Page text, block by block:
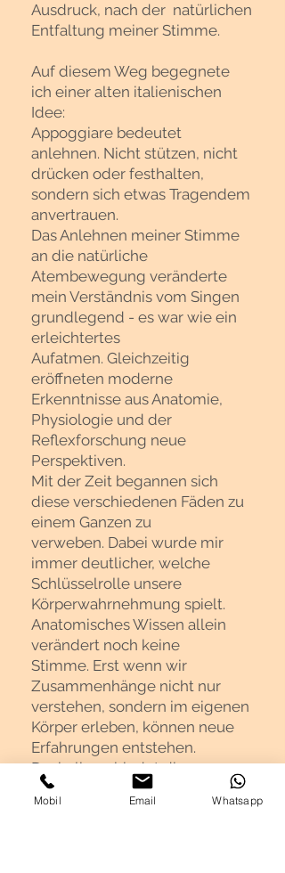
Ausdruck, nach der natürlichen
Entfaltung meiner Stimme.
Auf diesem Weg begegnete
ich einer alten italienischen
Idee:
Appoggiare bedeutet
anlehnen. Nicht stützen, nicht
drücken oder festhalten,
sondern sich etwas Tragendem
anvertrauen.
Das Anlehnen meiner Stimme
an die natürliche
Atembewegung veränderte
mein Verständnis vom Singen
grundlegend - es war wie ein
erleichtertes
Aufatmen. Gleichzeitig
eröffneten moderne
Erkenntnisse aus Anatomie,
Physiologie und der
Reflexforschung neue
Perspektiven.
Mit der Zeit begannen sich
diese verschiedenen Fäden zu
einem Ganzen zu
verweben. Dabei wurde mir
immer deutlicher, welche
Schlüsselrolle unsere
Körperwahrnehmung spielt.
Anatomisches Wissen allein
verändert noch keine
Stimme. Erst wenn wir
Zusammenhänge nicht nur
verstehen, sondern im eigenen
Körper erleben, können neue
Erfahrungen entstehen.
Deshalb verbindet die
Appoggio-Methode
wissenschaftliche Erkenntnisse
Mobil Email Whatsapp